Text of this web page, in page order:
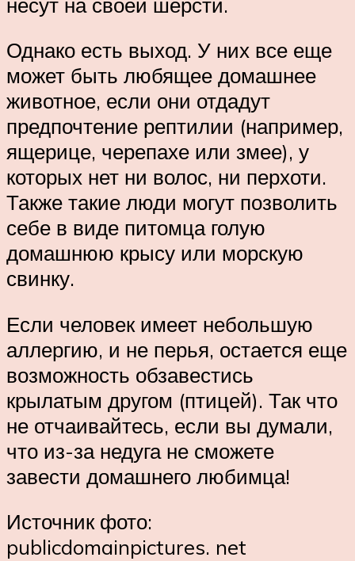
Однако есть выход. У них все еще
может быть любящее домашнее
животное, если они отдадут
предпочтение рептилии (например,
ящерице, черепахе или змее), у
которых нет ни волос, ни перхоти.
Также такие люди могут позволить
себе в виде питомца голую
домашнюю крысу или морскую
свинку.
Если человек имеет небольшую
аллергию, и не перья, остается еще
возможность обзавестись
крылатым другом (птицей). Так что
не отчаивайтесь, если вы думали,
что из-за недуга не сможете
завести домашнего любимца!
Источник фото:
publicdomainpictures. net